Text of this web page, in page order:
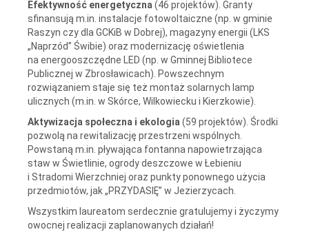
Efektywność energetyczna (46 projektów). Granty
sfinansują m.in. instalacje fotowoltaiczne (np. w gminie
Raszyn czy dla GCKiB w Dobrej), magazyny energii (LKS
„Naprzód” Świbie) oraz modernizację oświetlenia
na energooszczędne LED (np. w Gminnej Bibliotece
Publicznej w Zbrosławicach). Powszechnym
rozwiązaniem staje się też montaż solarnych lamp
ulicznych (m.in. w Skórce, Wilkowiecku i Kierzkowie).
Aktywizacja społeczna i ekologia (59 projektów). Środki
pozwolą na rewitalizację przestrzeni wspólnych.
Powstaną m.in. pływająca fontanna napowietrzająca
staw w Świetlinie, ogrody deszczowe w Łebieniu
i Stradomi Wierzchniej oraz punkty ponownego użycia
przedmiotów, jak „PRZYDASIĘ” w Jezierzycach.
Wszystkim laureatom serdecznie gratulujemy i życzymy
owocnej realizacji zaplanowanych działań!